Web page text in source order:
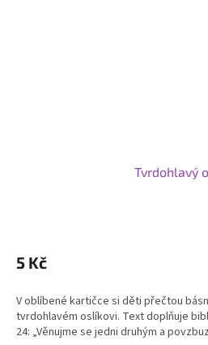
Tvrdohlavý
5 Kč
V oblíbené kartičce si děti přečtou
tvrdohlavém oslíkovi. Text doplňuje
24: „Věnujme se jedni druhým a